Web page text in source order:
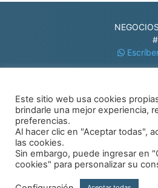
© Negocios y Convenciones
Este sitio web usa cookies
brindarle una mejor experiencia,
preferencias.
Al hacer clic en "Aceptar todas",
las cookies.
Sin embargo, puede ingresar en
cookies" para personalizar su